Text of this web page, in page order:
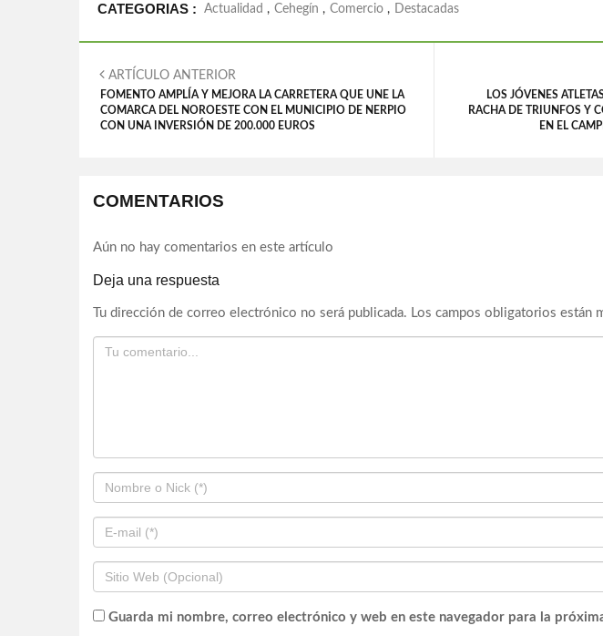
CATEGORIAS : Actualidad , Cehegín , Comercio , Destacadas
ARTÍCULO ANTERIOR
FOMENTO AMPLÍA Y MEJORA LA CARRETERA QUE UNE LA
COMARCA DEL NOROESTE CON EL MUNICIPIO DE NERPIO
CON UNA INVERSIÓN DE 200.000 EUROS
LOS JÓVENES
RACHA DE TRIUNFOS Y
EN EL
COMENTARIOS
Aún no hay comentarios en este artículo
Deja una respuesta
Tu dirección de correo electrónico no será publicada. Los campos obligatorios están
Guarda mi nombre, correo electrónico y web en este navegador para la